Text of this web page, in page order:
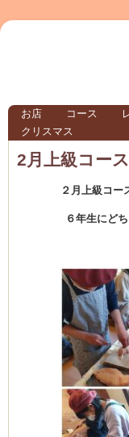
クレ
お店 コース
クリスマス
2月上級コー
２月上級コー
６年生にど